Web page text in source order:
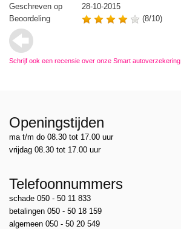
Geschreven op
28-10-2015
Beoordeling
(8/10)
Schrijf ook een recensie over onze Smart autoverzekering
Openingstijden
ma t/m do 08.30 tot 17.00 uur
vrijdag 08.30 tot 17.00 uur
Telefoonnummers
schade 050 - 50 11 833
betalingen 050 - 50 18 159
algemeen 050 - 50 20 549